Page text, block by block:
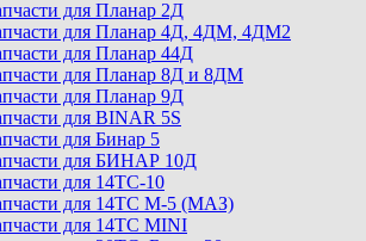
для Планар 2Д
для Планар 4Д, 4ДМ, 4ДМ2
для Планар 44Д
для Планар 8Д и 8ДМ
для Планар 9Д
для BINAR 5S
для Бинар 5
для БИНАР 10Д
для 14ТС-10
для 14ТС М-5 (МАЗ)
для 14ТС MINI